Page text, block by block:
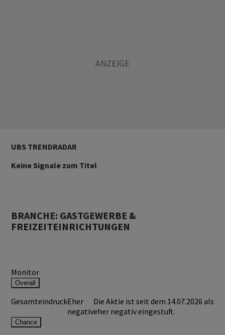
UBS TRENDRADAR
Keine Signale zum Titel
BRANCHE: GASTGEWERBE &
FREIZEITEINRICHTUNGEN
Monitor
Overall
GesamteindruckEher
negativ
Die Aktie ist seit dem 14.07.2026 als
eher negativ eingestuft.
Chance